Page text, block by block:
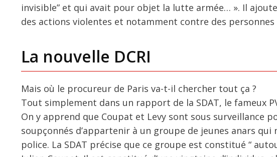
invisible” et qui avait pour objet la lutte armée… ». Il
des actions violentes et notamment contre des personnes
La nouvelle DCRI
Mais où le procureur de Paris va-t-il chercher tout ça ?
Tout simplement dans un rapport de la SDAT, le fameux
On y apprend que Coupat et Levy sont sous surveillance
soupçonnés d’appartenir à un groupe de jeunes anars
police. La SDAT précise que ce groupe est constitué “